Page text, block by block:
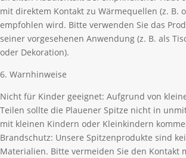
mit direktem Kontakt zu Wärmequellen (z. B.
empfohlen wird. Bitte verwenden Sie das
seiner vorgesehenen Anwendung (z. B. als
oder Dekoration).
6. Warnhinweise
Nicht für Kinder geeignet: Aufgrund von
Teilen sollte die Plauener Spitze nicht in
mit kleinen Kindern oder Kleinkindern
Brandschutz: Unsere Spitzenprodukte sind
Materialien. Bitte vermeiden Sie den Kontakt